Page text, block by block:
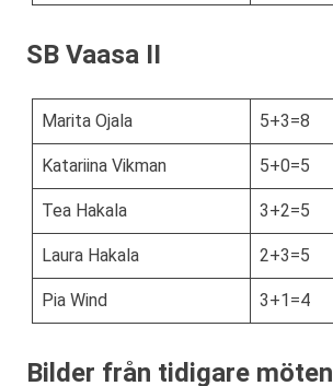
SB Vaasa II
Marita Ojala 5+3=8
Katariina Vikman 5+0=5
Tea Hakala 3+2=5
Laura Hakala 2+3=5
Pia Wind 3+1=4
Bilder från tidigare möten